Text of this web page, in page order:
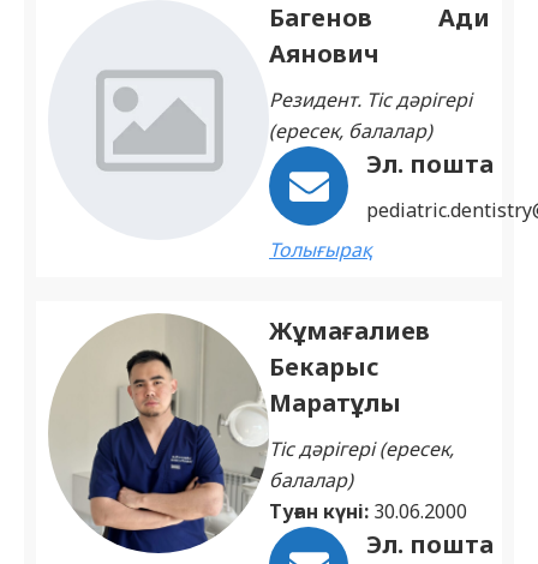
Багенов Ади
Аянович
Резидент. Тіс дәрігері
(ересек, балалар)
Эл. пошта
Толығырақ
Жұмағалиев
Бекарыс
Маратұлы
Тіс дәрігері (ересек,
балалар)
Туған күні: 30.06.2000
Эл. пошта